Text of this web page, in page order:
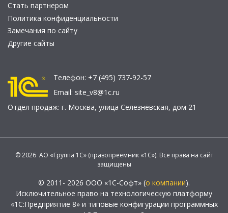
Стать партнером
Политика конфиденциальности
Замечания по сайту
Другие сайты
Телефон: +7 (495) 737-92-57
Email: site_v8@1c.ru
Отдел продаж: г. Москва, улица Селезнёвская, дом 21
© 2026 АО «Группа 1С» (правопреемник «1С»). Все права на сайт
защищены
© 2011- 2026 ООО «1С-Софт» (о компании).
Исключительное право на технологическую платформу
«1С:Предприятие 8» и типовые конфигурации программных